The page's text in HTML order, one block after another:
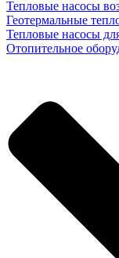
Тепловые насосы
Геотермальные
Тепловые насосы
Отопительное